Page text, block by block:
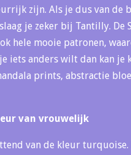
zijn. Als je dus van de
je zeker bij Tantilly. De
hele mooie patronen,
iets anders wilt dan kan je
prints, abstractie
van vrouwelijk
van de kleur turquoise.